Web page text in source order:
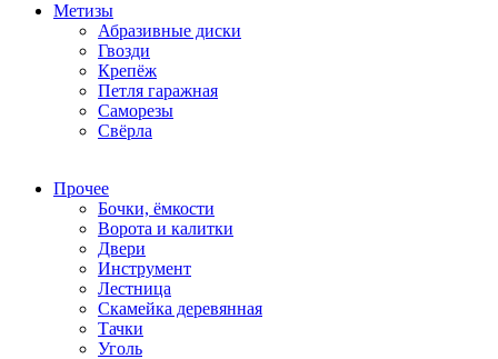
Метизы
Абразивные диски
Гвозди
Крепёж
Петля гаражная
Саморезы
Свёрла
Прочее
Бочки, ёмкости
Ворота и калитки
Двери
Инструмент
Лестница
Скамейка деревянная
Тачки
Уголь